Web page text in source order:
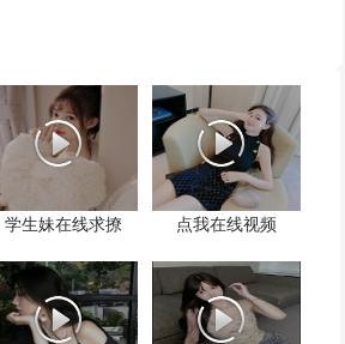
学生妹在线求撩 点我在线视频